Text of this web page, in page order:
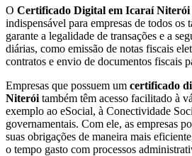
O Certificado Digital em Icaraí Niterói
indispensável para empresas de todos os
garante a legalidade de transações e a
diárias, como emissão de notas fiscais
contratos e envio de documentos fiscais
Empresas que possuem um certificado
Niterói também têm acesso facilitado à
exemplo ao eSocial, à Conectividade
governamentais. Com ele, as empresas
suas obrigações de maneira mais
o tempo gasto com processos